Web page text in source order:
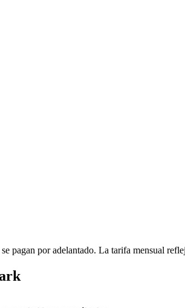
pagan por adelantado. La tarifa mensual